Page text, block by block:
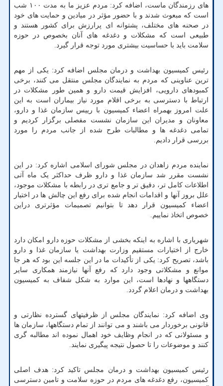
های رزمندگان ماست، اضافه کرد: مردم عزیز ما به مدت ۱۰۰ شب
است که مبعوث شدند و با حضور مؤثر در میادین و حمایت های خود
در صحنه های مختلف، پشتوانه ای پرارزش برای کشور هستند و
طبیعی است که مشکلات و دغدغه های آنان بخصوص در حوزه
سلامت باید با حساسیت بیشتری مورد توجه قرار گیرد.
رئیس کمیسیون بهداشت و درمان مجلس اضافه کرد: یکی از مهم
ترین عناوینی که مردم به نمایندگان مجلس منتقل می کنند، برخی
کمبودهای دارویی، افزایش قیمت دارو و همین طور مشکلات در
ارتباط با دسترسی به برخی اقلام مورد نیاز بیماران است به این
علت امروز بهمراه اعضاء کمیسیون با رییس سازمان غذا و دارو،
معاونان و مدیران این سازمان نشست مفصلی برگزار کردیم و
تمامی دغدغه ها و مطالبات طرح شده از جانب مردم را مورد
بررسی قرار دادیم.
نماینده مردم زاهدان در مجلس شورای اسلامی اشاره کرد: در این
نشست مقرر شد سازمان غذا و دارو ظرف حداکثر یک ماه آتی
اطلاعات کامل تر، دقیق تر و جامع تری در رابطه با مشکلات موجود،
علل بروز آنها و اقدامات انجام شده برای رفع این چالش ها در اختیار
اعضاء کمیسیون قرار دهد تا بتوانیم تصمیمات مؤثرتری دراین
خصوص اتخاذ نماییم.
شهریاری با اشاره به اینکه بخشی از مشکلات حوزه دارو امکان دارد
خارج از اختیارات مستقیم وزارت بهداشت یا سازمان غذا و دارو
باشد، تصریح کرد: یکی از تأکیدات ما در این جلسه این بود که هر جا
موانع و مشکلاتی وجود دارد که رفع آنها نیازمند همکاری سایر
دستگاهها و نهادها است، این موارد به شکل شفاف به کمیسیون
بهداشت و درمان اعلام گردد.
وی اضافه کرد: نمایندگان مجلس از ظرفیتهای گسترده نظارتی و
قانونی برخوردار می باشند و می توانند از تمام دستگاهها، سازمان ها
و مسئولانی که در انجام وظایف خود اهمال نموده اند مطالبه گری
کنند و موضوعات را تا حصول نتیجه پیگیری نمایند.
رئیس کمیسیون بهداشت و درمان مجلس تاکید کرد: هدف اصلی
کمیسیون، رفع دغدغه های مردم در حوزه سلامت و تامین دسترسی